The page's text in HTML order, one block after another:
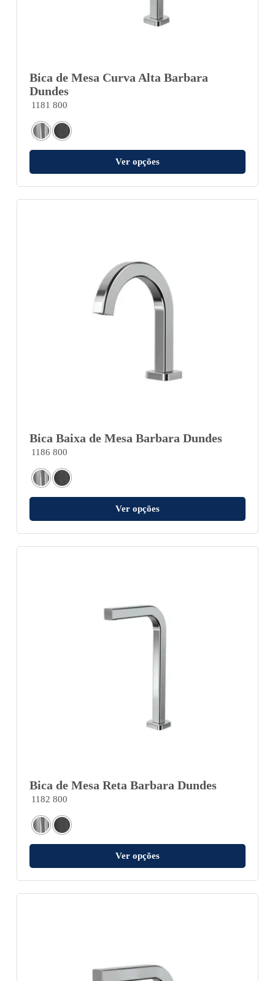
Bica de Mesa Curva Alta Barbara
Dundes
1181 800
Ver opções
Bica Baixa de Mesa Barbara Dundes
1186 800
Ver opções
Bica de Mesa Reta Barbara Dundes
1182 800
Ver opções